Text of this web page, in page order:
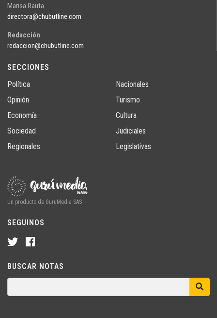
Marisa Rauta
directora@chubutline.com
Redacción
redaccion@chubutline.com
SECCIONES
Política
Opinión
Economía
Sociedad
Regionales
Nacionales
Turismo
Cultura
Judiciales
Legislativas
Un producto de GuruMedia SAS
SEGUINOS
BUSCAR NOTAS